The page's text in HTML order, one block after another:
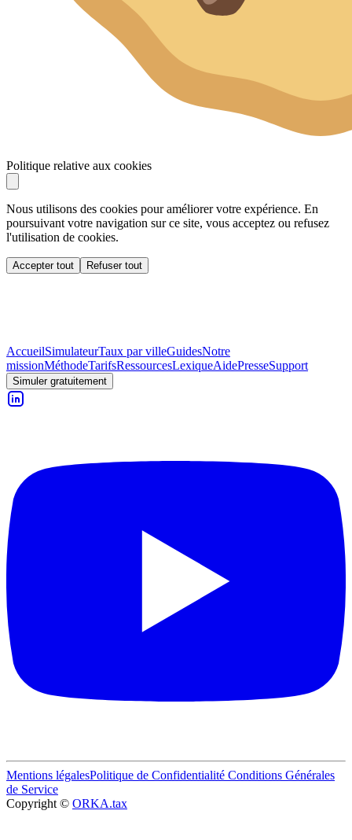
Politique relative aux cookies
Nous utilisons des cookies pour améliorer votre expérience. En
poursuivant votre navigation sur ce site, vous acceptez ou refusez
l'utilisation de cookies.
Accepter tout Refuser tout
AccueilSimulateurTaux par villeGuidesNotre
missionMéthodeTarifsRessourcesLexiqueAidePresseSupport
Simuler gratuitement
Mentions légalesPolitique de Confidentialité Conditions Générales
de Service
Copyright © ORKA.tax